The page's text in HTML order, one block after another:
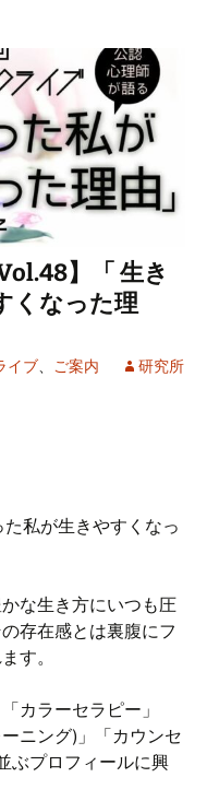
】「 生き
くなった理
イブ、 ご案内
研究所
!
た私が生きやすくなっ
な生き方にいつも圧
存在感とは裏腹にフ
す。
カラーセラピー」
ニング)」「カウンセ
ぶプロフィールに興